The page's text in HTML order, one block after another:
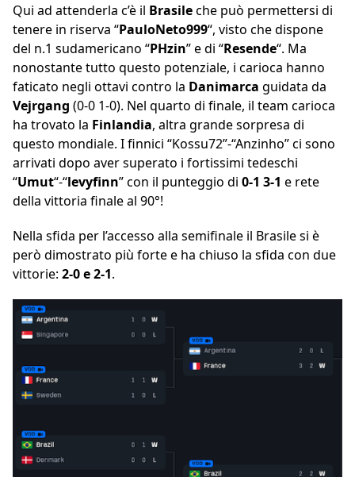
Qui ad attenderla c’è il Brasileche può permettersi di
tenere in riserva “PauloNeto999“, visto che dispone
del n.1 sudamericano “PHzin” e di “Resende“. Ma
nonostante tutto questo potenziale, i carioca hanno
faticato negli ottavi contro la Danimarca guidata da
Vejrgang (0-0 1-0). Nel quarto di finale, il team carioca
ha trovato la Finlandia, altra grande sorpresa di
questo mondiale. I finnici “Kossu72”-“Anzinho” ci sono
arrivati dopo aver superato i fortissimi tedeschi
“Umut“-“levyfinn” con il punteggio di 0-1 3-1 e rete
della vittoria finale al 90°!
Nella sfida per l’accesso alla semifinale il Brasile si è
però dimostrato più forte e ha chiuso la sfida con due
vittorie: 2-0 e 2-1.